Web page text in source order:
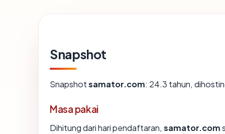
Snapshot
Snapshotsamator.com: 24.3 tahun,
Masa pakai
Dihitung dari hari pendaftaran, samator.com